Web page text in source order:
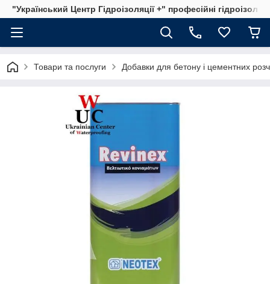
"Український Центр Гідроізоляції +" професійні
Товари та послуги Добавки для бетону і цементних